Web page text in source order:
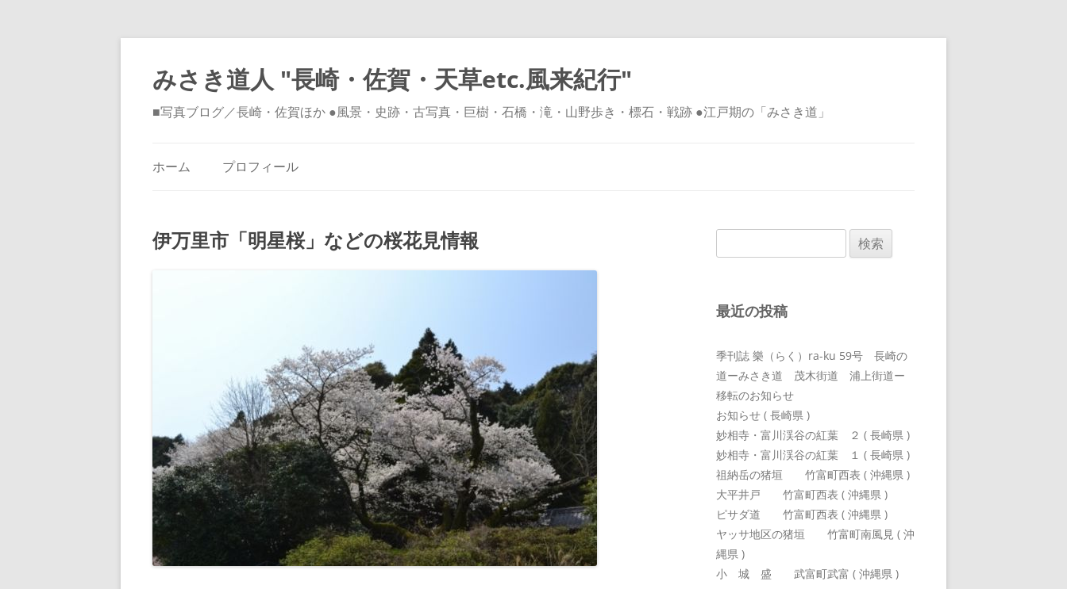
みさき道人 "長崎・佐賀・天草etc.風来紀行"
■写真ブログ／長崎・佐賀ほか ●風景・史跡・古写真・巨樹・石橋・滝・山野歩き・標石・戦跡 ●江戸期の「みさき道」
ホーム プロフィール
伊万里市「明星桜」などの桜花見情報
索:
最近の投稿
季刊誌 樂（らく）ra-ku 59号 長崎の
道ーみさき道 茂木街道 浦上街道ー
移転のお知らせ
お知らせ ( 長崎県 )
妙相寺・富川渓谷の紅葉 ２ ( 長崎県 )
妙相寺・富川渓谷の紅葉 １ ( 長崎県 )
祖納岳の猪垣 竹富町西表 ( 沖縄県 )
大平井戸 竹富町西表 ( 沖縄県 )
ピサダ道 竹富町西表 ( 沖縄県 )
ヤッサ地区の猪垣 竹富町南風見 ( 沖
縄県 )
小 城 盛 武富町武富 ( 沖縄県 )